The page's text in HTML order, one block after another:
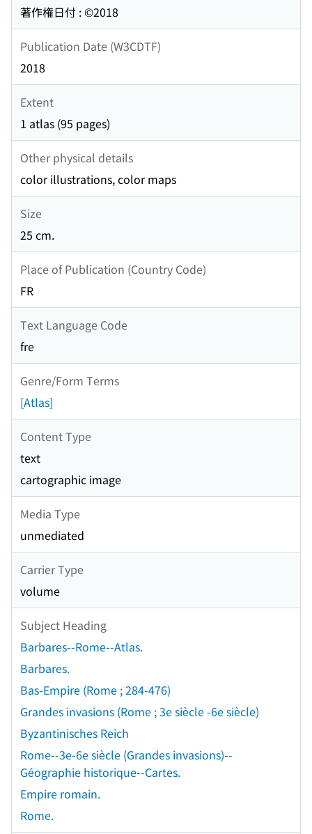
著作権日付 : ©2018
Publication Date (W3CDTF)
2018
Extent
1 atlas (95 pages)
Other physical details
color illustrations, color maps
Size
25 cm.
Place of Publication (Country Code)
FR
Text Language Code
fre
Genre/Form Terms
[Atlas]
Content Type
text
cartographic image
Media Type
unmediated
Carrier Type
volume
Subject Heading
Barbares--Rome--Atlas.
Barbares.
Bas-Empire (Rome ; 284-476)
Grandes invasions (Rome ; 3e siècle -6e siècle)
Byzantinisches Reich
Rome--3e-6e siècle (Grandes invasions)--
Géographie historique--Cartes.
Empire romain.
Rome.